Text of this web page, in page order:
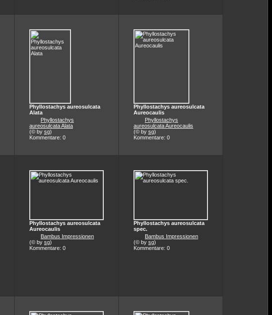
Phyllostachys aureosulcata
Alata
Phyllostachys
aureosulcata Alata
(© by sg)
Kommentare: 0
Phyllostachys aureosulcata
Aureocaulis
Phyllostachys
aureosulcata Aureocaulis
(© by sg)
Kommentare: 0
Phyllostachys aureosulcata
Aureocaulis
Bambus Impressionen
(© by sg)
Kommentare: 0
Phyllostachys aureosulcata
spec.
Bambus Impressionen
(© by sg)
Kommentare: 0